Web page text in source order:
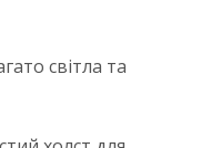
світла та